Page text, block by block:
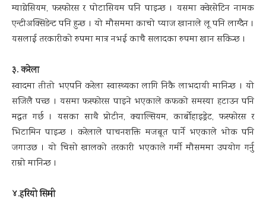
म्याग्नेसियम, फस्फोरस र पोटासियम पनि पाइन्छ । यसमा क्वेरसेटिन नामक
एन्टीअक्सिडेन्ट पनि हुन्छ । यो मौसममा काचो प्याज खानाले लू पनि लाग्दैन ।
यसलाई तरकारीको रुपमा मात्र नभई काचै सलादका रुपमा खान सकिन्छ ।
३. करेला
स्वादमा तीतो भएपनि करेला स्वास्थ्यका लागि निकै लाभदायी मानिन्छ । यो
सजिलै पच्छ । यसमा फस्फोरस पाइने भएकाले कफको समस्या हटाउन पनि
मद्धत गर्छ । यसका साथै प्रोटीन, क्याल्सियम, कार्बोहाइड्रेट, फस्फोरस र
भिटामिन पाइन्छ । करेलाले पाचनशक्ति मजबूत पार्ने भएकाले भोक पनि
जगाउछ । यो चिसो खालको तरकारी भएकाले गर्मी मौसममा उपयोग गर्नु
राम्रो मानिन्छ ।
४.हरियो सिमी